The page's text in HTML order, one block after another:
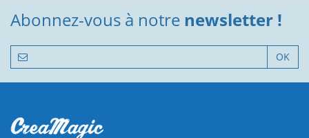
Abonnez-vous à notre newsletter !
OK